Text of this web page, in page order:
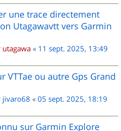
une trace directement
Utagawavtt vers Garmin
utagawa « 11 sept. 2025, 13:49
VTTae ou autre Gps Grand
jivaro68 « 05 sept. 2025, 18:19
sur Garmin Explore